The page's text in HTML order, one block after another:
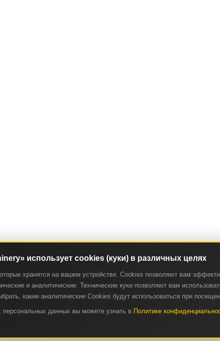
использует cookies (куки) в различных целях
хранятся на вашем устройстве. Cookies позволяют вам
и аналитические. Технические куки позволяют вам
какие аналитические Cookies будут использоваться при
данных вы можете узнать в Политике